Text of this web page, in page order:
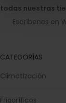
Empresa
C/ ALBERTO
Escríbenos en